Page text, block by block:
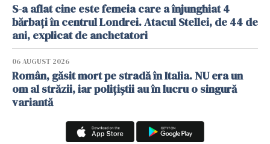
S-a aflat cine este femeia care a înjunghiat 4
bărbați în centrul Londrei. Atacul Stellei, de 44 de
ani, explicat de anchetatori
06 AUGUST 2026
Român, găsit mort pe stradă în Italia. NU era un
om al străzii, iar polițiștii au în lucru o singură
variantă